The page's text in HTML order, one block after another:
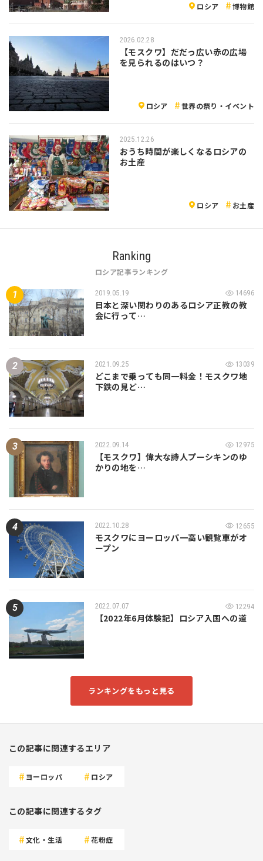
ロシア 博物館
2026.02.28
【モスクワ】だだっ広い赤の広場
を見られるのはいつ？
ロシア 世界の祭り・イベント
2025.12.26
おうち時間が楽しくなるロシアの
お土産
ロシア お土産
Ranking
ロシア記事ランキング
2019.05.19 14696
日本と深い関わりのあるロシア正教の教
会に行って…
2021.09.25 13039
どこまで乗っても同一料金！モスクワ地
下鉄の見ど…
2022.09.14 12975
【モスクワ】偉大な詩人プーシキンのゆ
かりの地を…
2022.10.28 12655
モスクワにヨーロッパ一高い観覧車がオ
ープン
2022.07.07 12294
【2022年6月体験記】ロシア入国への道
ランキングをもっと見る
この記事に関連するエリア
ヨーロッパ ロシア
この記事に関連するタグ
文化・生活 花粉症